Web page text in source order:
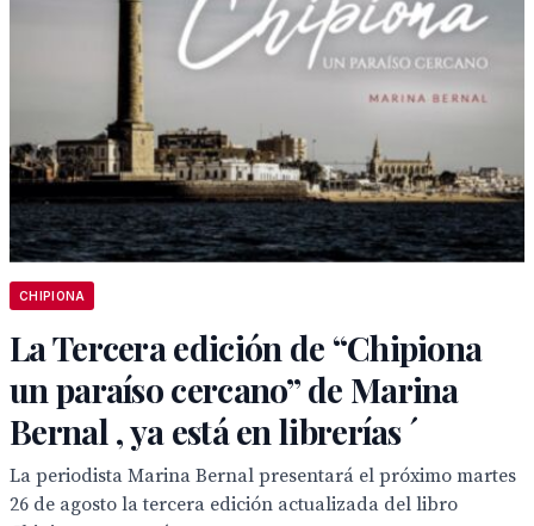
CHIPIONA
La Tercera edición de “Chipiona
un paraíso cercano” de Marina
Bernal , ya está en librerías ´
La periodista Marina Bernal presentará el próximo martes
26 de agosto la tercera edición actualizada del libro